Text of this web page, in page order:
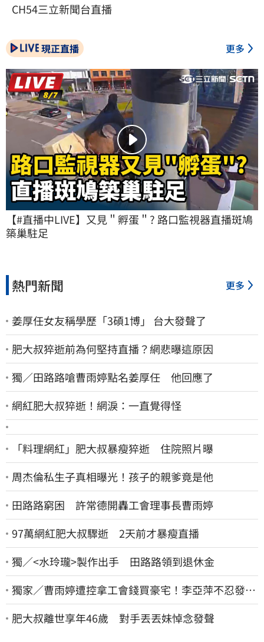
CH54三立新聞台直播
現正直播 更多
【#直播中LIVE】又見＂孵蛋＂? 路口監視器直播斑鳩
築巢駐足
熱門新聞 更多
姜厚任女友稱學歷「3碩1博」 台大發聲了
肥大叔猝逝前為何堅持直播？網悲曝這原因
獨／田路路嗆曹雨婷點名姜厚任 他回應了
網紅肥大叔猝逝！網淚：一直覺得怪
「料理網紅」肥大叔暴瘦猝逝 住院照片曝
周杰倫私生子真相曝光！孩子的親爹竟是他
田路路窮困 許常德開轟工會理事長曹雨婷
97萬網紅肥大叔驟逝 2天前才暴瘦直播
獨／<水玲瓏>製作出手 田路路領到退休金
獨家／曹雨婷遭控拿工會錢買豪宅！李亞萍不忍發
聲：余天管工會都貼錢
肥大叔離世享年46歲 對手丟丟妹悼念發聲